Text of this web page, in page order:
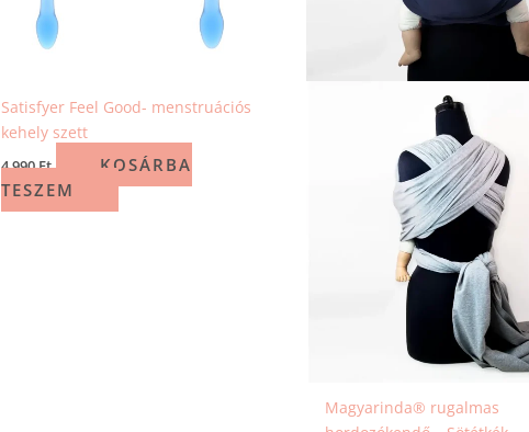
Satisfyer Feel Good- menstruációs
kehely szett
4 990Ft
KOSÁRBA
TESZEM
Magyarinda® rugalmas